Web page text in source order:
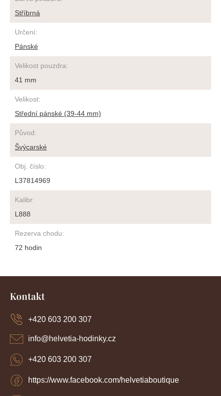
Stříbrná
Určení:
Pánské
Velikost pouzdra:
41 mm
Velikost:
Střední pánské (39-44 mm)
Původ:
Švýcarské
Obj. číslo:
L37814969
Kalibr:
L888
Rezerva chodu:
72 hodin
Kontakt
info@helvetia-hodinky.cz
+420 603 200 307
https://www.facebook.com/helvetiaboutique
+420 603 200 307